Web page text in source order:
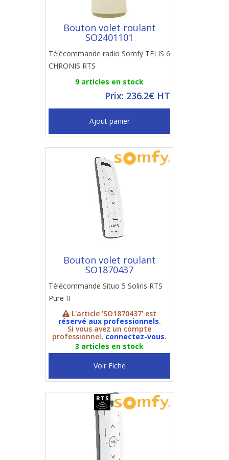
Bouton volet roulant
SO2401101
Télécommande radio Somfy TELIS 6
CHRONIS RTS
9 articles en stock
Prix: 236.2€ HT
Ajout panier
Bouton volet roulant
SO1870437
Télécommande Situo 5 Soliris RTS
Pure II
L'article 'SO1870437' est
réservé aux professionnels.
Si vous avez un compte
professionnel, connectez-vous.
3 articles en stock
Voir Fiche